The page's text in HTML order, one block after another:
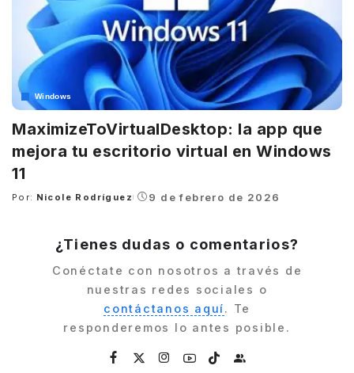
Windows
MaximizeToVirtualDesktop: la app que
mejora tu escritorio virtual en Windows
11
Posted
Por: Nicole Rodríguez 9 de febrero de 2026
¿Tienes dudas o comentarios?
Conéctate con nosotros a través de
nuestras redes sociales o
contáctanos aquí. Te
responderemos lo antes posible.